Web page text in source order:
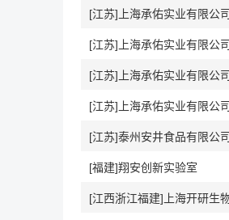
[江苏]上海承佑实业有限公司
[江苏]上海承佑实业有限公司
[江苏]上海承佑实业有限公司
[江苏]上海承佑实业有限公司
[江苏]泰州安井食品有限公司
[福建]翔安创新实验室
[江西浙江福建]上海开研生